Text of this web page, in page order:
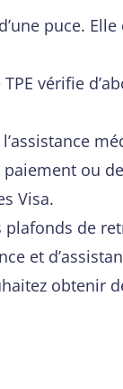
puce.
vérifie
ou
Visa.
de
et
obtenir